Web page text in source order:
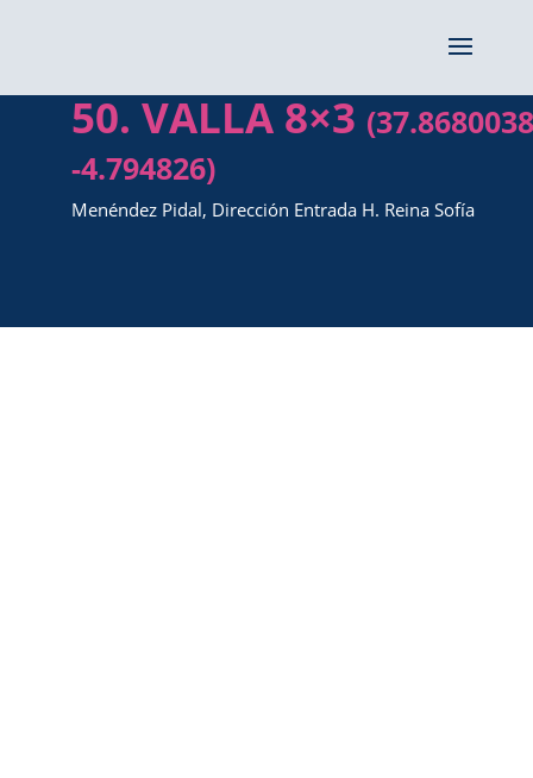
50. VALLA 8×3
-4.794826)
Menéndez Pidal, Dirección Entrada H. Reina Sofía